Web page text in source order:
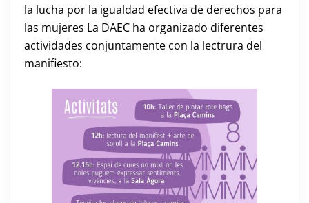
la lucha por la igualdad efectiva de derechos para
las mujeres La DAEC ha organizado diferentes
actividades conjuntamente con la lectrura del
manifiesto: